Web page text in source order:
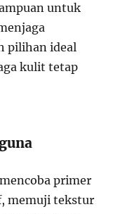
untuk
pilihan ideal
kulit tetap
primer
memuji tekstur